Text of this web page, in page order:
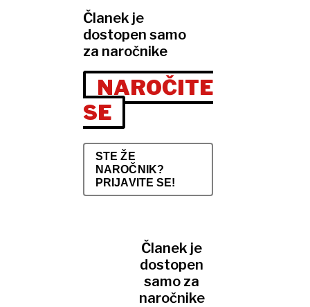
Članek je
dostopen samo
za naročnike
NAROČITE
SE
STE ŽE
NAROČNIK?
PRIJAVITE SE!
Članek je
dostopen
samo za
naročnike